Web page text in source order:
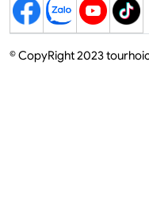
© CopyRight 2023